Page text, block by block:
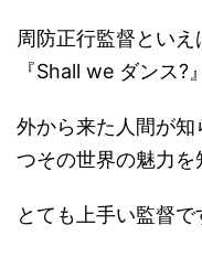
周防正行監督といえ
『Shall we ダンス?
外から来た人間が
つその世界の魅力
とても上手い監督で